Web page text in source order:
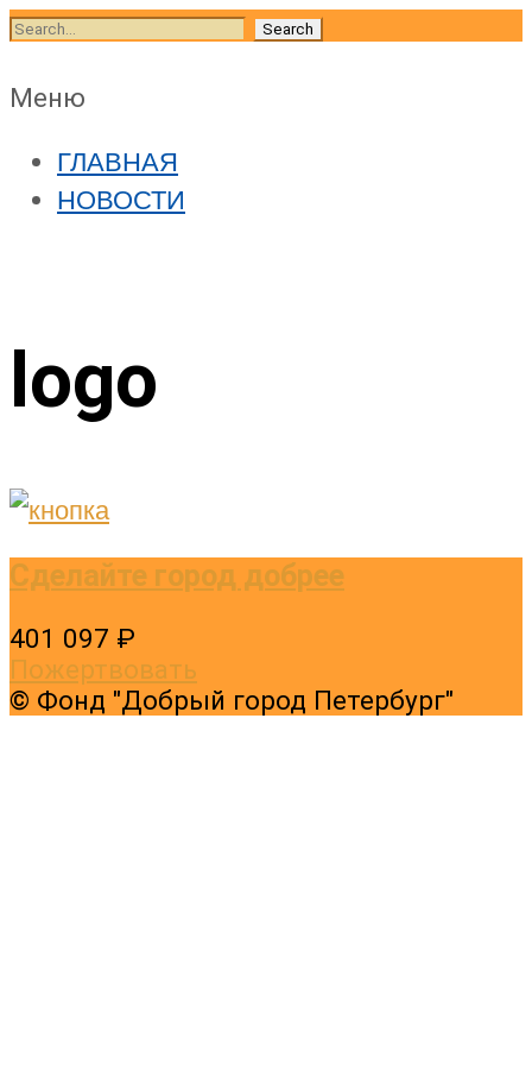
Skip
content
Search
Меню
content
ГЛАВНАЯ
НОВОСТИ
logo
Сделайте город добрее
401 097 ₽
Пожертвовать
© Фонд "Добрый город Петербург"